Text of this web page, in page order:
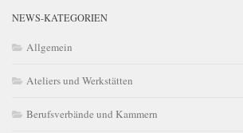
NEWS-KATEGORIEN
Allgemein
Ateliers und Werkstätten
Berufsverbände und Kammern